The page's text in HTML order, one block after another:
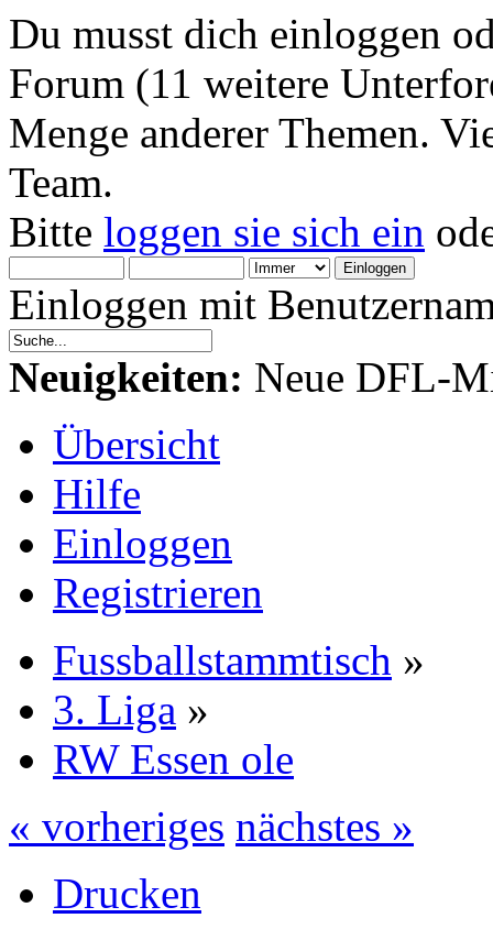
Du musst dich einloggen
Forum (11 weitere
Menge anderer Themen.
Team.
Bitte loggen sie sich ein
Einloggen mit
Neuigkeiten: Neue DFL-
Übersicht
Hilfe
Einloggen
Registrieren
Fussballstammtisch »
3. Liga »
RW Essen ole
« vorheriges nächstes »
Drucken